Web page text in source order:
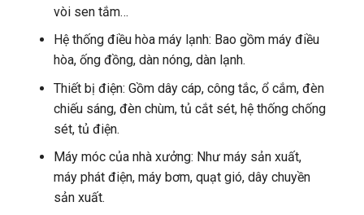
vòi sen tắm…
Hệ thống điều hòa máy lạnh: Bao gồm máy điều
hòa, ống đồng, dàn nóng, dàn lạnh.
Thiết bị điện: Gồm dây cáp, công tắc, ổ cắm, đèn
chiếu sáng, đèn chùm, tủ cắt sét, hệ thống chống
sét, tủ điện.
Máy móc của nhà xưởng: Như máy sản xuất,
máy phát điện, máy bơm, quạt gió, dây chuyền
sản xuất.